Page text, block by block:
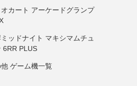
カート アーケードグランプ
ッドナイト マキシマムチュ
6RR PLUS
ゲーム機一覧